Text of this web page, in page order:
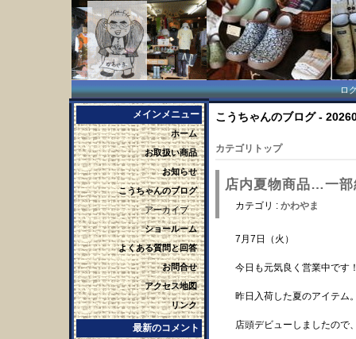
ロ
メインメニュー
ホーム
お取扱い商品
お知らせ
こうちゃんのブログ
アーカイブ
ショールーム
よくある質問と回答
お問合せ
アクセス地図
リンク
最新のコメント
こうちゃんのブログ -
カテゴリトップ
店内夏物商品…一部
カテゴリ : かわやま
7月7日（火）
今日も元気良く営業中です
昨日入荷した夏のアイテム
店頭デビューしましたので